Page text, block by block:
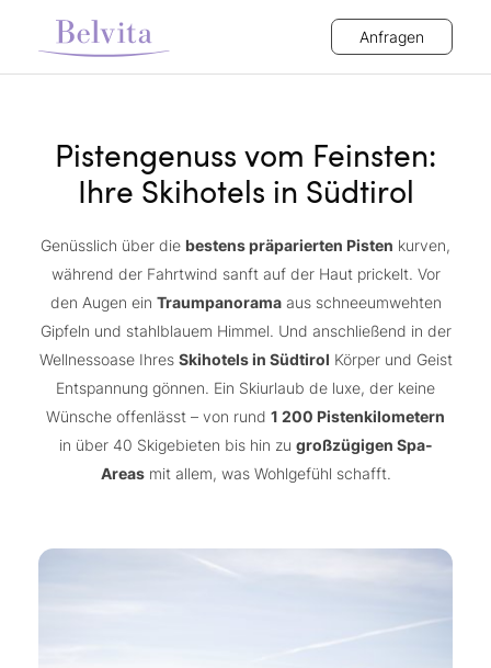
Anfragen
Pistengenuss vom Feinsten:
Ihre Skihotels in Südtirol
Genüsslich über die bestens präparierten Pisten kurven,
während der Fahrtwind sanft auf der Haut prickelt. Vor
den Augen ein Traumpanoramaaus schneeumwehten
Gipfeln und stahlblauem Himmel. Und anschließend in der
Wellnessoase Ihres Skihotels in Südtirol Körper und Geist
Entspannung gönnen. Ein Skiurlaub de luxe, der keine
Wünsche offenlässt – von rund 1 200 Pistenkilometern
in über 40 Skigebieten bis hin zu großzügigen Spa-
Areasmit allem, was Wohlgefühl schafft.